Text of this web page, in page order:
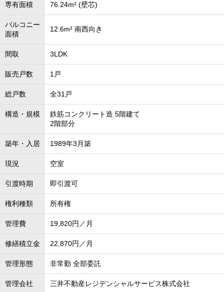
専有面積 76.24m² (壁芯)
バルコニー
面積
12.6m² 南西向き
間取 3LDK
販売戸数 1戸
総戸数 全31戸
構造・規模
鉄筋コンクリート造 5階建て
2階部分
築年・入居 1989年3月築
現況 空室
引渡時期 即引渡可
権利種類 所有権
管理費 19,820円／月
修繕積立金 22,870円／月
管理形態 非常勤 全部委託
管理会社 三井不動産レジデンシャルサービス株式会社